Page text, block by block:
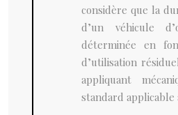
considère que la
d’un véhicule
déterminée en
d’utilisation
appliquant
standard applicable